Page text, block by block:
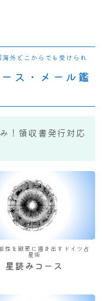
外どこからでも受けられ
ス・メール鑑
！領収書発行対応
性を緻密に描き出すドイツ占
星術
星読みコース